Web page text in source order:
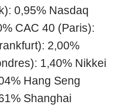
0,95% Nasdaq
CAC 40 (Paris):
2,00%
1,40% Nikkei
Hang Seng
Shanghai